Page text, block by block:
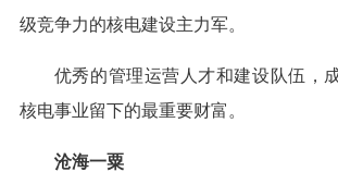
级竞争力的核电建设主力军。
优秀的管理运营人才和建设队伍，
核电事业留下的最重要财富。
沧海一粟